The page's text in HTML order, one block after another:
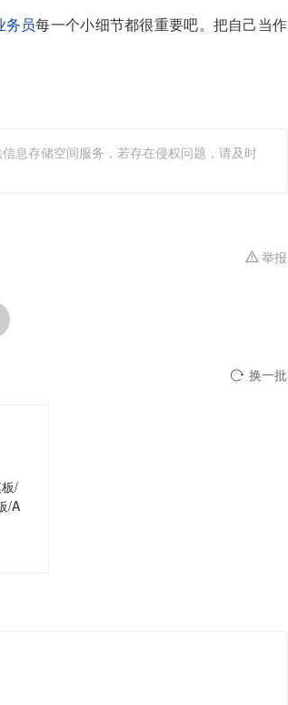
务员每一个小细节都很重要吧。把自己当作
息存储空间服务，若存在侵权问题，请及时
举报
换一批
/
/A